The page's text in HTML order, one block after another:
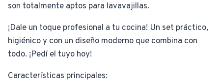
son totalmente aptos para lavavajillas.
¡Dale un toque profesional a tu cocina! Un set práctico,
higiénico y con un diseño moderno que combina con
todo. ¡Pedí el tuyo hoy!
Características principales: